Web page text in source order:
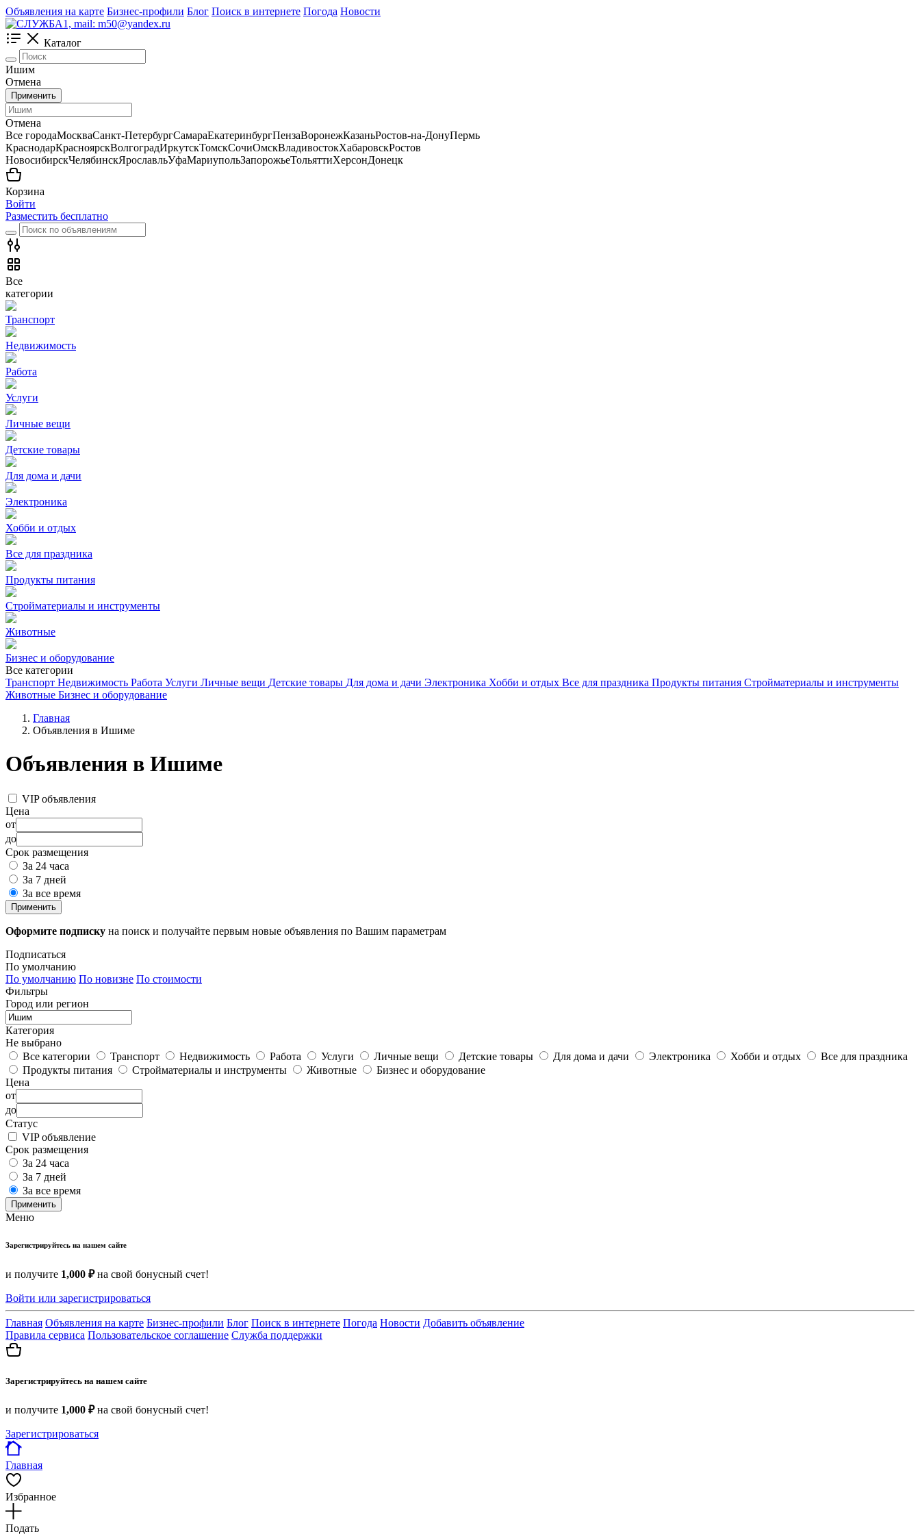
Объявления на карте Бизнес-профили Блог Поиск в интернете Погода Новости
Каталог
Ишим
Отмена
Применить
Отмена
Все городаМоскваСанкт-ПетербургСамараЕкатеринбургПензаВоронежКазаньРостов-на-ДонуПермь
КраснодарКрасноярскВолгоградИркутскТомскСочиОмскВладивостокХабаровскРостов
НовосибирскЧелябинскЯрославльУфаМариупольЗапорожьеТольяттиХерсонДонецк
Корзина
Войти
Разместить бесплатно
Все
категории
Транспорт
Недвижимость
Работа
Услуги
Личные вещи
Детские товары
Для дома и дачи
Электроника
Хобби и отдых
Все для праздника
Продукты питания
Стройматериалы и инструменты
Животные
Бизнес и оборудование
Все категории
Транспорт Недвижимость Работа Услуги Личные вещи Детские товары Для дома и дачи Электроника Хобби и отдых Все для праздника Продукты питания Стройматериалы и инструменты
Животные Бизнес и оборудование
Главная
Объявления в Ишиме
Объявления в Ишиме
VIP объявления
Цена
от
до
Срок размещения
За 24 часа
За 7 дней
За все время
Применить
Оформите подписку на поиск и получайте первым новые объявления по Вашим параметрам
Подписаться
По умолчанию
По умолчанию По новизне По стоимости
Фильтры
Город или регион
Категория
Не выбрано
Все категории
Транспорт Недвижимость Работа Услуги Личные вещи Детские товары Для дома и дачи Электроника Хобби и отдых
Все для праздника
Продукты питания
Стройматериалы и инструменты Животные
Бизнес и оборудование
Цена
от
до
Статус
VIP объявление
Срок размещения
За 24 часа
За 7 дней
За все время
Применить
Меню
Зарегистрируйтесь на нашем сайте
и получите 1,000 ₽на свой бонусный счет!
Войти или зарегистрироваться
Главная Объявления на карте Бизнес-профили Блог Поиск в интернете Погода Новости Добавить объявление
Правила сервиса Пользовательское соглашение Служба поддержки
Зарегистрируйтесь на нашем сайте
и получите 1,000 ₽на свой бонусный счет!
Зарегистрироваться
Главная
Избранное
Подать